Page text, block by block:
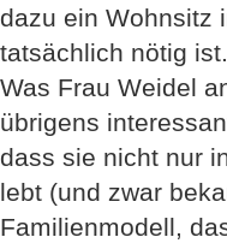
dazu ein Wohnsitz
tatsächlich nötig ist.
Was Frau Weidel
übrigens
dass sie nicht nur
lebt (und zwar
Familienmodell,